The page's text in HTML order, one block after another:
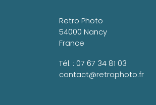
Retro Photo
54000 Nancy
France
Tél. : 07 67 34 81 03
contact@retrophoto.fr